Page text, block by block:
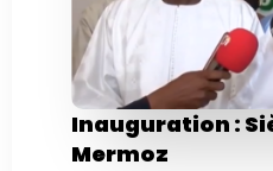
Inauguration :
Mermoz